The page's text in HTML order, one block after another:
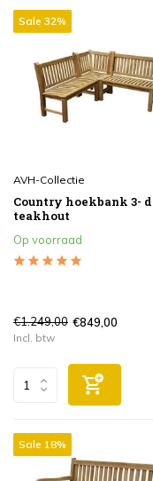
Sale 32%
AVH-Collectie
Country hoekbank 3-
teakhout
Op voorraad
€1.249,00 €849,00
Incl. btw
Sale 18%